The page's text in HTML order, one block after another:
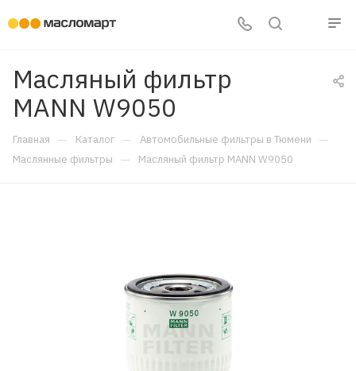
Масляный фильтр
MANN W9050
Главная — Каталог — Автомобильные фильтры в Тюмени —
Маслянные фильтры — Масляный фильтр MANN W9050